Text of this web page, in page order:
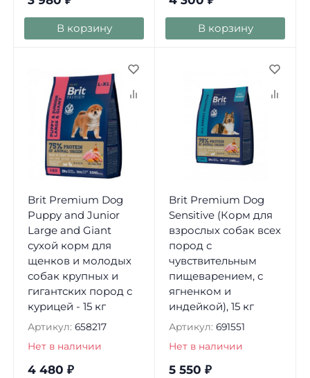
В корзину В корзину
Brit Premium Dog
Puppy and Junior
Large and Giant
сухой корм для
щенков и молодых
собак крупных и
гигантских пород с
курицей - 15 кг
Артикул: 658217
Нет в наличии
4 480 ₽
Brit Premium Dog
Sensitive (Корм для
взрослых собак всех
пород с
чувствительным
пищеварением, с
ягненком и
индейкой), 15 кг
Артикул: 691551
Нет в наличии
5 550 ₽